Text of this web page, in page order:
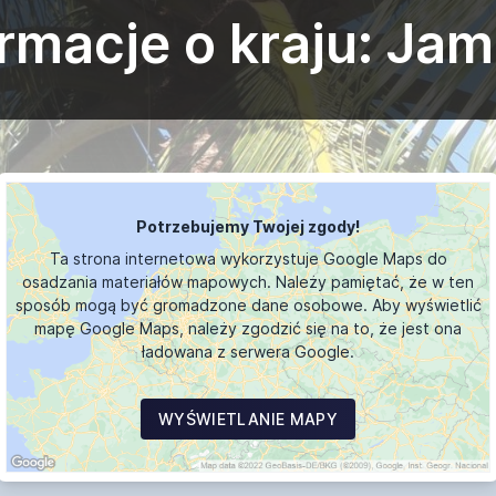
o kraju:
Potrzebujemy Twojej zgody!
Ta strona internetowa wykorzystuje Google Maps do
osadzania materiałów mapowych. Należy pamiętać, że w ten
sposób mogą być gromadzone dane osobowe. Aby wyświetlić
mapę Google Maps, należy zgodzić się na to, że jest ona
ładowana z serwera Google.
WYŚWIETLANIE MAPY